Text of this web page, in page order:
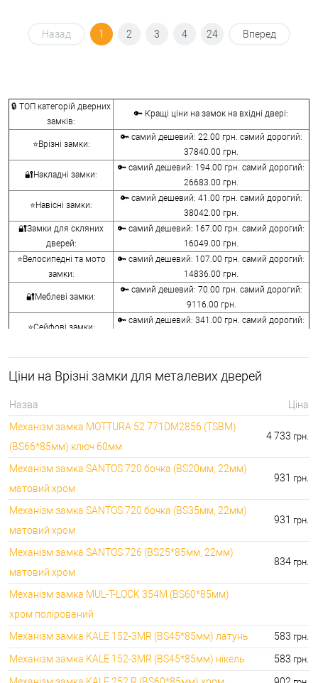
Назад 1 2 3 4 24 Вперед
🔒 ТОП категорій дверних
замків:
🔑 Кращі ціни на замок на вхідні двері:
⭐Врізні замки:
🔑 самий дешевий: 22.00 грн. самий дорогий:
37840.00 грн.
🔐Накладні замки:
🔑 самий дешевий: 194.00 грн. самий дорогий:
26683.00 грн.
⭐Навісні замки:
🔑 самий дешевий: 41.00 грн. самий дорогий:
38042.00 грн.
🔐Замки для скляних
дверей:
🔑 самий дешевий: 167.00 грн. самий дорогий:
16049.00 грн.
⭐Велосипедні та мото
замки:
🔑 самий дешевий: 107.00 грн. самий дорогий:
14836.00 грн.
🔐Меблеві замки:
🔑 самий дешевий: 70.00 грн. самий дорогий:
9116.00 грн.
⭐Сейфові замки:
🔑 самий дешевий: 341.00 грн. самий дорогий:
🔐Кодові замки:
⭐Протипожежна
🔑 самий дешевий: 290.00 грн. самий дорогий:
🔐Замки для ролетів:
🔑 самий дешевий: 600.00 грн. самий дорогий:
660.00 грн.
Ціни на Врізні замки для металевих дверей
Назва
Ціна
Механізм замка MOTTURA 52.771DM2856 (TSBM)
(BS66*85мм) ключ 60мм
4 733 грн.
Механізм замка SANTOS 720 бочка (BS20мм, 22мм)
матовий хром
931 грн.
Механізм замка SANTOS 720 бочка (BS35мм, 22мм)
матовий хром
931 грн.
Механізм замка SANTOS 726 (BS25*85мм, 22мм)
матовий хром
834 грн.
Механізм замка MUL-T-LOCK 354M (BS60*85мм)
хром полірований
Механізм замка KALE 152-3MR (BS45*85мм) латунь
583 грн.
Механізм замка KALE 152-3MR (BS45*85мм) нікель 583 грн.